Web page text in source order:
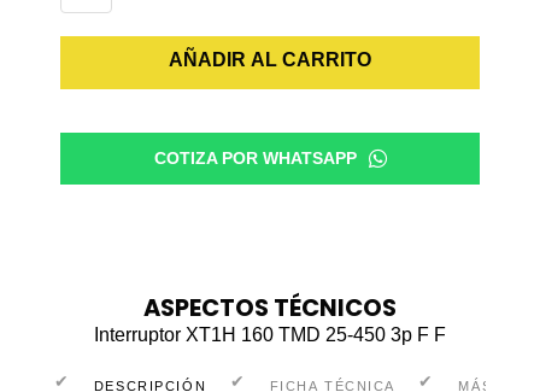
XT1H
160
25-
AÑADIR AL CARRITO
COTIZA POR WHATSAPP
ASPECTOS TÉCNICOS
Interruptor XT1H 160 TMD 25-450 3p F F
DESCRIPCIÓN FICHA TÉCNICA MÁS